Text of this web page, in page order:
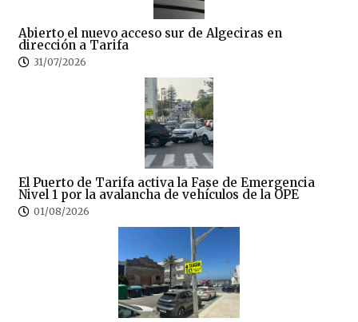
Abierto el nuevo acceso sur de Algeciras en
dirección a Tarifa
31/07/2026
El Puerto de Tarifa activa la Fase de Emergencia
Nivel 1 por la avalancha de vehículos de la OPE
01/08/2026